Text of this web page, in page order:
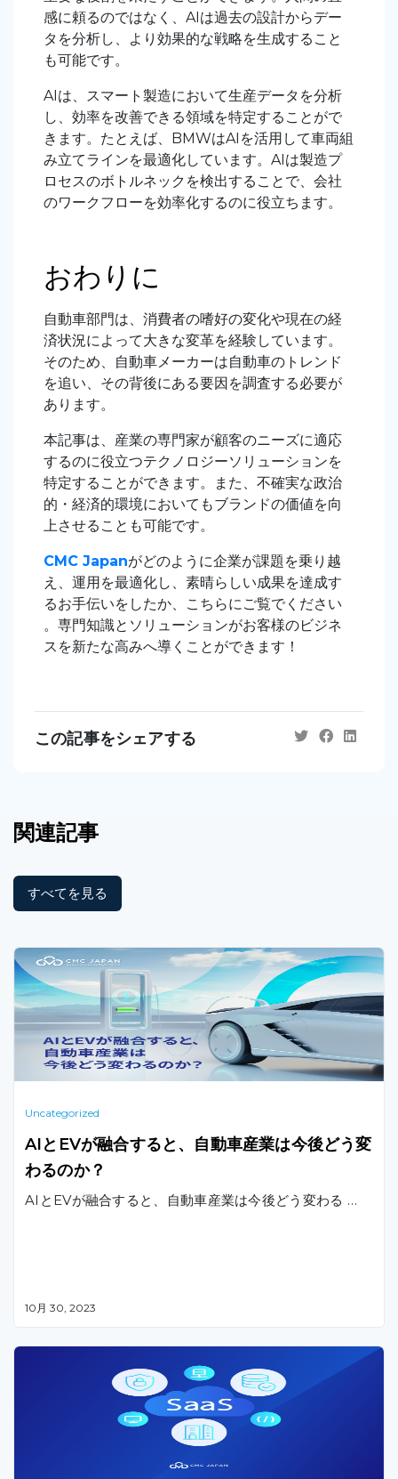
感に頼るのではなく、AIは過去の設計からデー
タを分析し、より効果的な戦略を生成すること
も可能です。
AIは、スマート製造において生産データを分析
し、効率を改善できる領域を特定することがで
きます。たとえば、BMWはAIを活用して車両組
み立てラインを最適化しています。AIは製造プ
ロセスのボトルネックを検出することで、会社
のワークフローを効率化するのに役立ちます。
おわりに
自動車部門は、消費者の嗜好の変化や現在の経
済状況によって大きな変革を経験しています。
そのため、自動車メーカーは自動車のトレンド
を追い、その背後にある要因を調査する必要が
あります。
本記事は、産業の専門家が顧客のニーズに適応
するのに役立つテクノロジーソリューションを
特定することができます。また、不確実な政治
的・経済的環境においてもブランドの価値を向
上させることも可能です。
CMC Japanがどのように企業が課題を乗り越
え、運用を最適化し、素晴らしい成果を達成す
るお手伝いをしたか、こちらにご覧でください
。専門知識とソリューションがお客様のビジネ
スを新たな高みへ導くことができます！
この記事をシェアする
関連記事
すべてを見る
Uncategorized
AIとEVが融合すると、自動車産業は今後どう変
わるのか？
AIとEVが融合すると、自動車産業は今後どう変わる …
10月 30, 2023